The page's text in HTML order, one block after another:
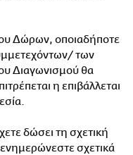
Δώρων, οποιαδήποτε
των
Διαγωνισμού θα
η επιβάλλεται
δώσει τη σχετική
σχετικά